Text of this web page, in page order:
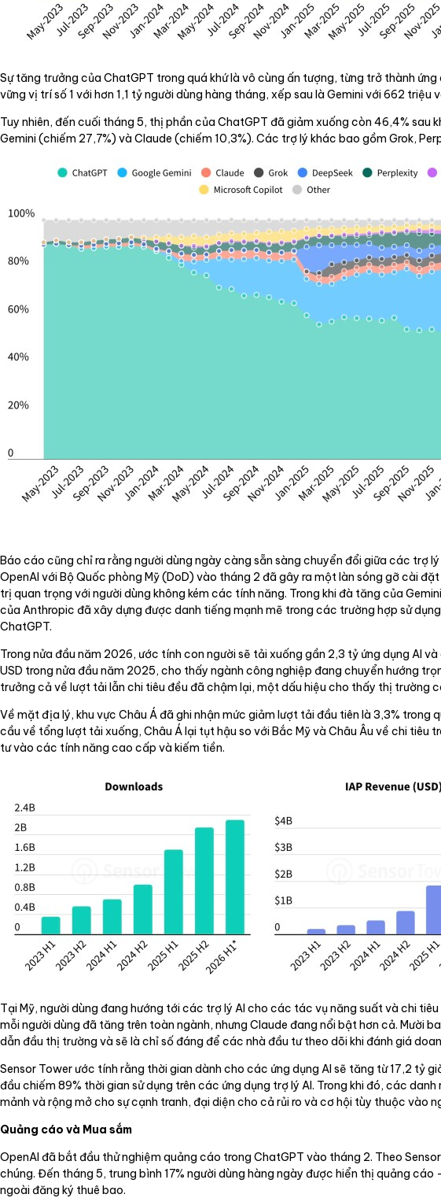
Sự tăng trưởng của ChatGPT trong quá khứ là vô cùng ấn tượng, từng trở thành
vững vị trí số 1 với hơn 1,1 tỷ người dùng hàng tháng, xếp sau là Gemini với 662 triệu
Tuy nhiên, đến cuối tháng 5, thị phần của ChatGPT đã giảm xuống còn 46,4% sau
Gemini (chiếm 27,7%) và Claude (chiếm 10,3%). Các trợ lý khác bao gồm Grok,
Báo cáo cũng chỉ ra rằng người dùng ngày càng sẵn sàng chuyển đổi giữa các trợ
OpenAI với Bộ Quốc phòng Mỹ (DoD) vào tháng 2 đã gây ra một làn sóng gỡ cài
trị quan trọng với người dùng không kém các tính năng. Trong khi đà tăng của
của Anthropic đã xây dựng được danh tiếng mạnh mẽ trong các trường hợp sử
ChatGPT.
Trong nửa đầu năm 2026, ước tính con người sẽ tải xuống gần 2,3 tỷ ứng dụng AI
USD trong nửa đầu năm 2025, cho thấy ngành công nghiệp đang chuyển hướng
trưởng cả về lượt tải lẫn chi tiêu đều đã chậm lại, một dấu hiệu cho thấy thị
Về mặt địa lý, khu vực Châu Á đã ghi nhận mức giảm lượt tải đầu tiên là 3,3%
cầu về tổng lượt tải xuống, Châu Á lại tụt hậu so với Bắc Mỹ và Châu Âu về chi
tư vào các tính năng cao cấp và kiếm tiền.
Tại Mỹ, người dùng đang hướng tới các trợ lý AI cho các tác vụ năng suất và chi
mỗi người dùng đã tăng trên toàn ngành, nhưng Claude đang nổi bật hơn cả.
dẫn đầu thị trường và sẽ là chỉ số đáng để các nhà đầu tư theo dõi khi đánh giá
Sensor Tower ước tính rằng thời gian dành cho các ứng dụng AI sẽ tăng từ 17,2 tỷ
đầu chiếm 89% thời gian sử dụng trên các ứng dụng trợ lý AI. Trong khi đó, các
mảnh và rộng mở cho sự cạnh tranh, đại diện cho cả rủi ro và cơ hội tùy thuộc vào
Quảng cáo và Mua sắm
OpenAI đã bắt đầu thử nghiệm quảng cáo trong ChatGPT vào tháng 2. Theo
chúng. Đến tháng 5, trung bình 17% người dùng hàng ngày được hiển thị quảng
ngoài đăng ký thuê bao.